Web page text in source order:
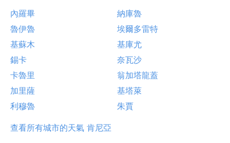
內羅畢
納庫魯
魯伊魯
埃爾多雷特
基蘇木
基庫尤
錫卡
奈瓦沙
卡魯里
翁加塔龍蓋
加里薩
基塔萊
利穆魯
朱賈
查看所有城市的天氣 肯尼亞